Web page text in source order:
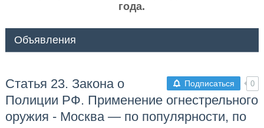
года.
Объявления
Подписаться 0
Статья 23. Закона о
Полиции РФ. Применение огнестрельного
оружия - Москва — по популярности, по